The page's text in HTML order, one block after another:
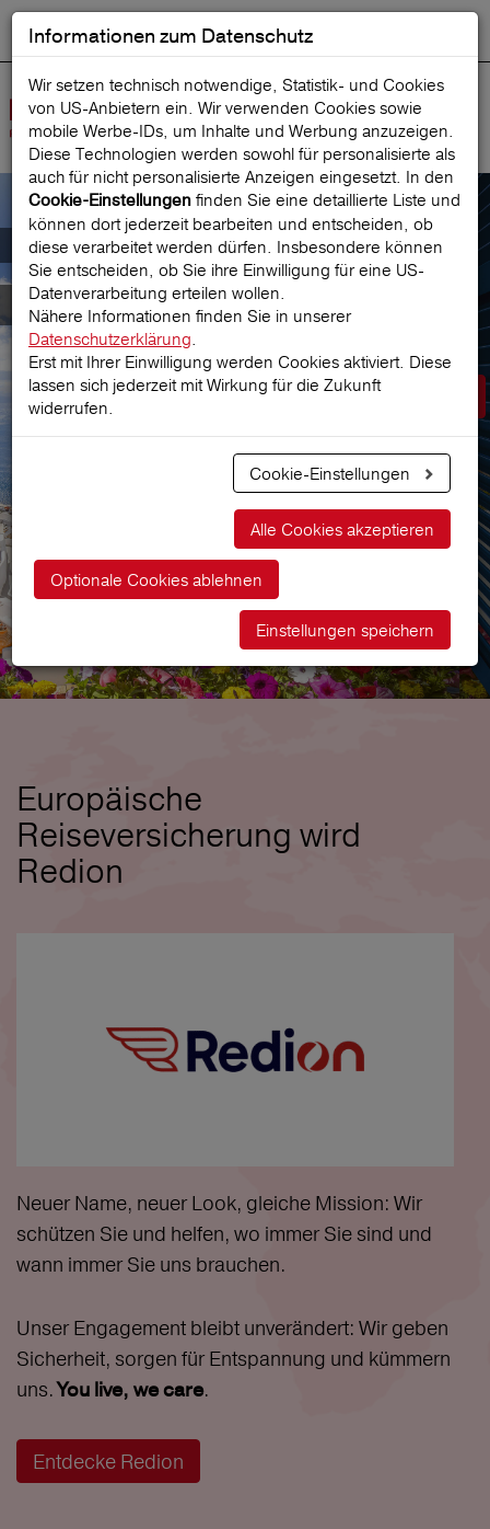
Suche starten
Der österreichische Marktführer für
Reiseversicherungen
Prämie berechnen
Europäische
Reiseversicherung wird
Redion
Neuer Name, neuer Look, gleiche Mission: Wir
schützen Sie und helfen, wo immer Sie sind und
wann immer Sie uns brauchen.
Unser Engagement bleibt unverändert: Wir geben
Sicherheit, sorgen für Entspannung und kümmern
uns.You live, we care.
Entdecke Redion
Informationen zum Datenschutz
Wir setzen technisch notwendige, Statistik- und Cookies
von US-Anbietern ein. Wir verwenden Cookies sowie
mobile Werbe‑IDs, um Inhalte und Werbung anzuzeigen.
Diese Technologien werden sowohl für personalisierte als
auch für nicht personalisierte Anzeigen eingesetzt. In den
Cookie-Einstellungen finden Sie eine detaillierte Liste und
können dort jederzeit bearbeiten und entscheiden, ob
diese verarbeitet werden dürfen. Insbesondere können
Sie entscheiden, ob Sie ihre Einwilligung für eine US-
Datenverarbeitung erteilen wollen.
Nähere Informationen finden Sie in unserer
Datenschutzerklärung.
Erst mit Ihrer Einwilligung werden Cookies aktiviert. Diese
lassen sich jederzeit mit Wirkung für die Zukunft
widerrufen.
Cookie-Einstellungen
Alle Cookies akzeptieren
Optionale Cookies ablehnen
Einstellungen speichern